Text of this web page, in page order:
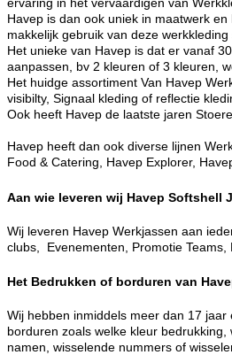
Havep is dan ook uniek in maatwerk
makkelijk gebruik van deze werkkleding
Het unieke van Havep is dat er vanaf
aanpassen, bv 2 kleuren of 3 kleuren,
Het huidge assortiment Van Havep
visibilty, Signaal kleding of reflectie
Ook heeft Havep de laatste jaren
Havep heeft dan ook diverse lijnen
Food & Catering, Havep Explorer,
Aan wie leveren wij Havep Softshell
Wij leveren Havep Werkjassen aan
clubs, Evenementen, Promotie Teams,
Het Bedrukken of borduren van
Wij hebben inmiddels meer dan 17
borduren zoals welke kleur
namen, wisselende nummers of